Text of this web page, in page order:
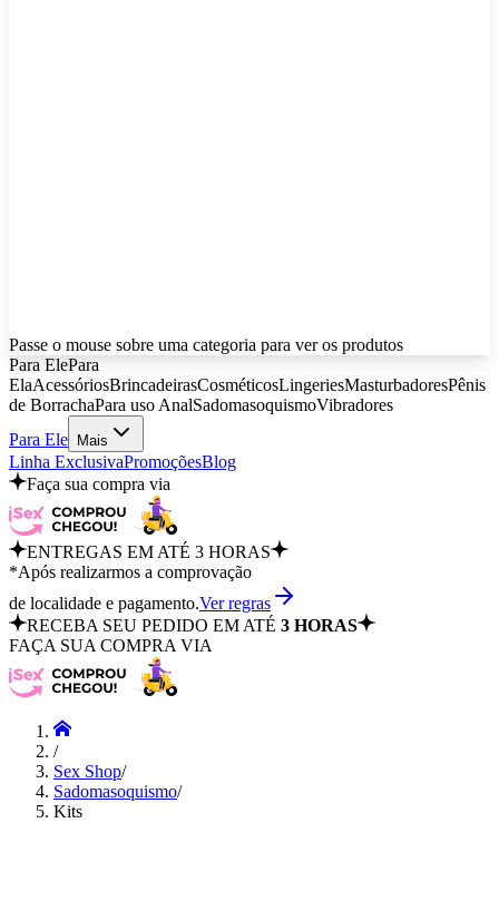
Passe o mouse sobre uma categoria para ver os produtos
Para ElePara
ElaAcessóriosBrincadeirasCosméticosLingeriesMasturbadoresPênis
de BorrachaPara uso AnalSadomasoquismoVibradores
Para Ele
Mais
Linha ExclusivaPromoçõesBlog
Faça sua compra via
ENTREGAS EM ATÉ 3 HORAS
*Após realizarmos a comprovação
de localidade e pagamento.Ver regras
RECEBA SEU PEDIDO EM ATÉ 3 HORAS
FAÇA SUA COMPRA VIA
/
Sex Shop/
Sadomasoquismo/
Kits